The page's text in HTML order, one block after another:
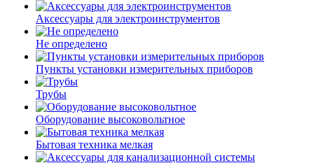
Аксессуары для электроинструментов
Не определено
Пункты установки измерительных приборов
Трубы
Оборудование высоковольтное
Бытовая техника мелкая